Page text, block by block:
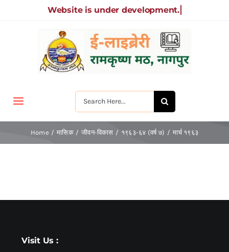
Search
for:
Toggle
Navigation
मुखपृष्ठ
श्रीरामकृष्ण
Home मासिक जीवन-विकास १९६३-६४ (वर्ष ७) मार्च १९६३
Visit Us :